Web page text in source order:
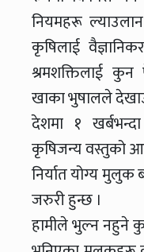
नियमहरू ल्याउलान
कृषिलाई
श्रमशक्तिलाई कुन
खाका भुषालले
देशमा १
कृषिजन्य वस्तुको
निर्यात योग्य मुलुक
जरुरी हुन्छ ।
हामीले भुल्न नहुने